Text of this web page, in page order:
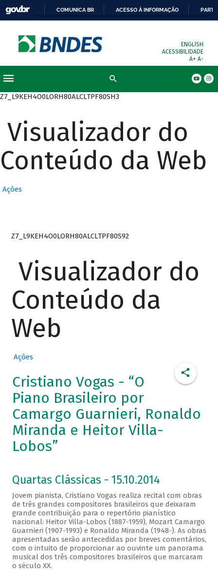
COMUNICA BR ACESSO À INFORMAÇÃO
ENGLISH
ACESSIBILIDADE
A+ A-
Z7_L9KEH4O0LORH80ALCLTPF80SH3
Visualizador do
Conteúdo da Web
Ações
Z7_L9KEH4O0LORH80ALCLTPF80S92
Visualizador do
Conteúdo da
Web
Ações
Cristiano Vogas - “O
Piano Brasileiro por
Camargo Guarnieri, Ronaldo
Miranda e Heitor Villa-
Lobos”
Quartas Clássicas - 15.10.2014
Jovem pianista, Cristiano Vogas realiza recital com obras
de três grandes compositores brasileiros que deixaram
grande contribuição para o repertório pianístico
nacional: Heitor Villa-Lobos (1887-1959), Mozart Camargo
Guarnieri (1907-1993) e Ronaldo Miranda (1948-). As obras
apresentadas serão antecedidas por breves comentários,
com o intuito de proporcionar ao ouvinte um panorama
musical dos três compositores brasileiros que marcaram
o século XX.